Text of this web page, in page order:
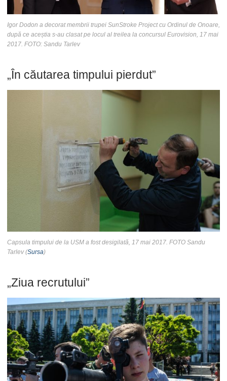
Igor Dodon a decorat membrii trupei SunStroke Project cu Ordinul de Onoare,
după ce aceștia s-au clasat pe locul al treilea la concursul Eurovision, 17 mai
2017. FOTO: Sandu Tarlev
„În căutarea timpului pierdut”
Capsula timpului de la USM a fost desigilată, 17 mai 2017. FOTO Sandu
Tarlev (Sursa)
„Ziua recrutului”